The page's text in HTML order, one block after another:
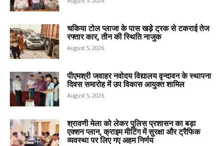
चकिया टोल प्लाजा के पास खड़े ट्रक से टकराई तेज
रफ्तार कार, तीन की स्थिति नाजुक
August 5, 2026
पीएमश्री जवाहर नवोदय विद्यालय वृन्दावन के स्थापना
दिवस समारोह में उप विकास आयुक्त शामिल
August 5, 2026
श्रावणी मेला को लेकर पुलिस प्रशासन का बड़ा
एक्शन प्लान, क्राइम मीटिंग में सुरक्षा और ट्रैफिक
व्यवस्था पर लिए गए अहम निर्णय